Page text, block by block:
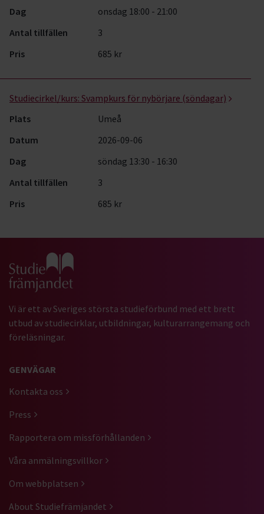
Dag
onsdag 18:00 - 21:00
Antal tillfällen
3
Pris
685 kr
Studiecirkel/kurs: Svampkurs för nybörjare (söndagar)
Plats
Umeå
Datum
2026-09-06
Dag
söndag 13:30 - 16:30
Antal tillfällen
3
Pris
685 kr
Gå till studiefrämjandets startsida
Vi är ett av Sveriges största studieförbund med ett brett
utbud av studiecirklar, utbildningar, kulturarrangemang och
föreläsningar.
GENVÄGAR
Kontakta oss
Press
Rapportera om missförhållanden
Våra anmälningsvillkor
Om webbplatsen
About Studiefrämjandet